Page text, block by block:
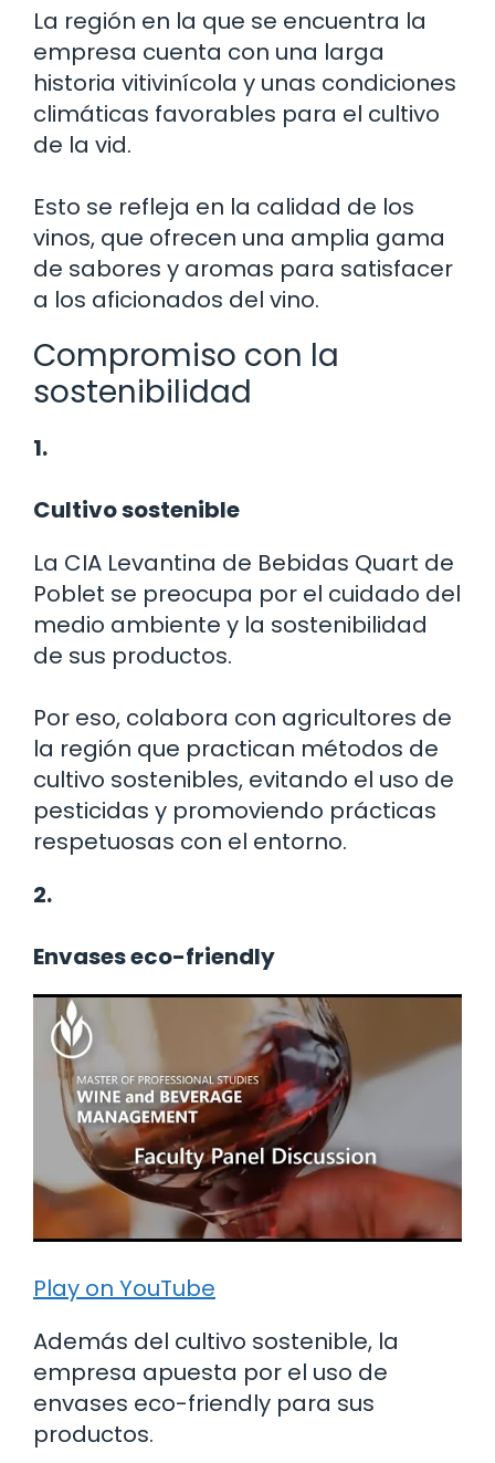
La región en la que se encuentra la
empresa cuenta con una larga
historia vitivinícola y unas condiciones
climáticas favorables para el cultivo
de la vid.
Esto se refleja en la calidad de los
vinos, que ofrecen una amplia gama
de sabores y aromas para satisfacer
a los aficionados del vino.
Compromiso con la
sostenibilidad
1.
Cultivo sostenible
La CIA Levantina de Bebidas Quart de
Poblet se preocupa por el cuidado del
medio ambiente y la sostenibilidad
de sus productos.
Por eso, colabora con agricultores de
la región que practican métodos de
cultivo sostenibles, evitando el uso de
pesticidas y promoviendo prácticas
respetuosas con el entorno.
2.
Envases eco-friendly
Play on YouTube
Además del cultivo sostenible, la
empresa apuesta por el uso de
envases eco-friendly para sus
productos.